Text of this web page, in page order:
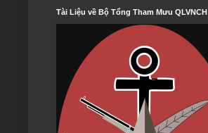
Tài Liệu về Bộ Tổng Tham Mưu QLVNCH